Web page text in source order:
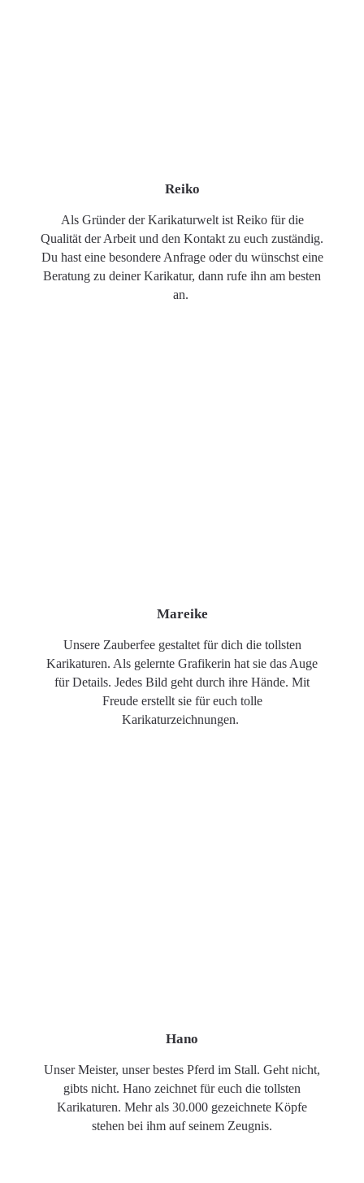
Reiko
Als Gründer der Karikaturwelt ist Reiko für die
Qualität der Arbeit und den Kontakt zu euch zuständig.
Du hast eine besondere Anfrage oder du wünschst eine
Beratung zu deiner Karikatur, dann rufe ihn am besten
an.
Mareike
Unsere Zauberfee gestaltet für dich die tollsten
Karikaturen. Als gelernte Grafikerin hat sie das Auge
für Details. Jedes Bild geht durch ihre Hände. Mit
Freude erstellt sie für euch tolle
Karikaturzeichnungen.
Hano
Unser Meister, unser bestes Pferd im Stall. Geht nicht,
gibts nicht. Hano zeichnet für euch die tollsten
Karikaturen. Mehr als 30.000 gezeichnete Köpfe
stehen bei ihm auf seinem Zeugnis.